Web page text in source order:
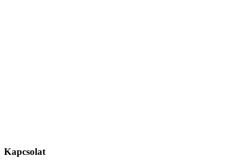
Kapcsolat